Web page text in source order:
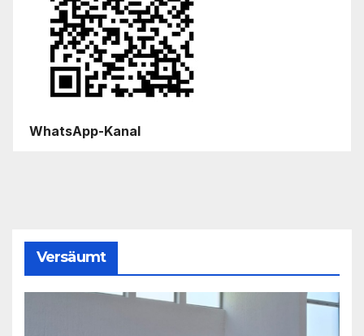
WhatsApp-Kanal
Versäumt